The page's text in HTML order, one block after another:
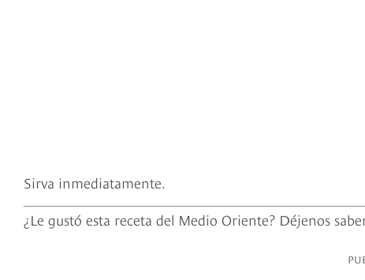
Sirva inmediatamente.
¿Le gustó esta receta del Medio Oriente? Déjenos